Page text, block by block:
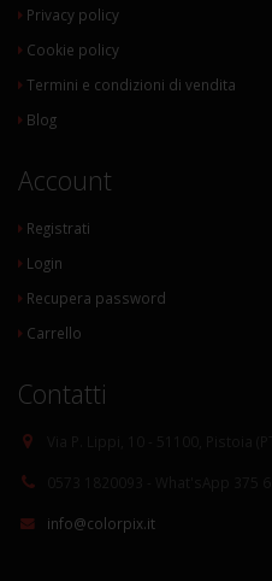
Privacy policy
Cookie policy
Termini e condizioni di vendita
Blog
Account
Registrati
Login
Recupera password
Carrello
Contatti
info@colorpix.it